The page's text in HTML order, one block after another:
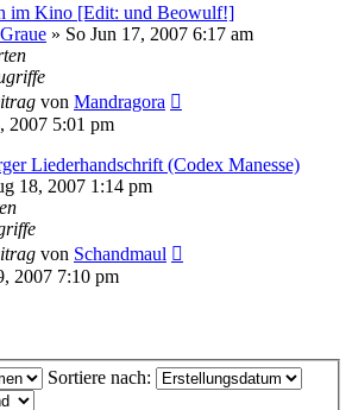
im Kino [Edit: und Beowulf!]
» So Jun 17, 2007 6:17 am
von Mandragora
2007 5:01 pm
Liederhandschrift (Codex Manesse)
18, 2007 1:14 pm
von Schandmaul
2007 7:10 pm
Sortiere nach: